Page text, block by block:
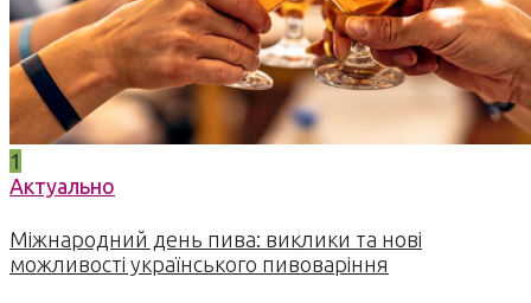
1
Актуально
Міжнародний день пива: виклики та нові
можливості українського пивоваріння